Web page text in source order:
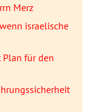
Merz
israelische
für den